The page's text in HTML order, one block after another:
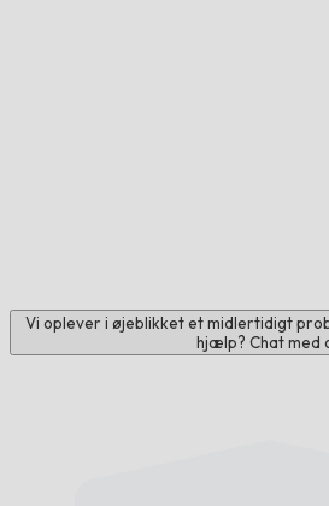
Vi oplever i øjeblikket et midlertidigt
hjælp? Chat med